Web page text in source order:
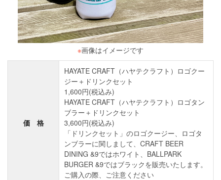
※画像はイメージです
価 格
HAYATE CRAFT（ハヤテクラフト）ロゴクー
ジー＋ドリンクセット
1,600円(税込み)
HAYATE CRAFT（ハヤテクラフト）ロゴタン
ブラー＋ドリンクセット
3,600円(税込み)
「ドリンクセット」のロゴクージー、ロゴタ
ンブラーに関しまして、CRAFT BEER
DINING &9ではホワイト、BALLPARK
BURGER &9ではブラックを販売いたします。
ご購入の際、ご注意ください